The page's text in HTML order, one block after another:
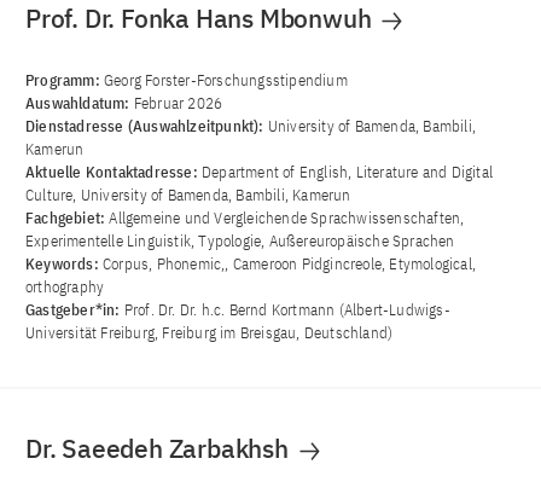
Prof. Dr. Fonka Hans Mbonwuh
Programm: Georg Forster-Forschungsstipendium
Auswahldatum: Februar 2026
Dienstadresse (Auswahlzeitpunkt): University of Bamenda, Bambili,
Kamerun
Aktuelle Kontaktadresse: Department of English, Literature and Digital
Culture, University of Bamenda, Bambili, Kamerun
Fachgebiet:Allgemeine und Vergleichende Sprachwissenschaften,
Experimentelle Linguistik, Typologie, Außereuropäische Sprachen
Keywords: Corpus, Phonemic,, Cameroon Pidgincreole, Etymological,
orthography
Gastgeber*in: Prof. Dr. Dr. h.c. Bernd Kortmann (Albert-Ludwigs-
Universität Freiburg, Freiburg im Breisgau, Deutschland)
Dr. Saeedeh Zarbakhsh